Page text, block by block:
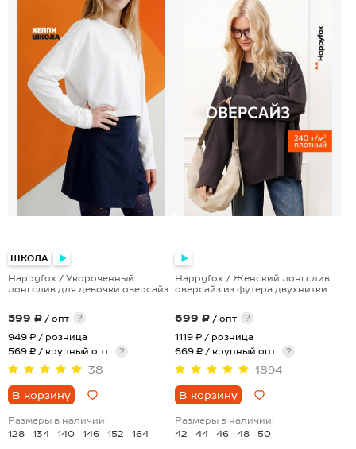
ШКОЛА
Happyfox / Укороченный
лонгслив для девочки оверсайз
599 ₽ / опт
?
949 ₽ / розница
569 ₽ / крупный опт
?
38
В корзину
Размеры в наличии:
128
134 140 146 152 164
Happyfox / Женский лонгслив
оверсайз из футера двухнитки
699 ₽ / опт
?
1119 ₽ / розница
669 ₽ / крупный опт
?
1894
В корзину
Размеры в наличии:
42
44 46 48 50